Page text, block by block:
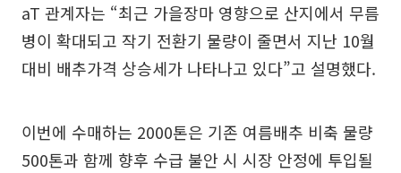
aT 관계자는 “최근 가을장마 영향으로 산지에서 무름
병이 확대되고 작기 전환기 물량이 줄면서 지난 10월
대비 배추가격 상승세가 나타나고 있다”고 설명했다.
이번에 수매하는 2000톤은 기존 여름배추 비축 물량
500톤과 함께 향후 수급 불안 시 시장 안정에 투입될